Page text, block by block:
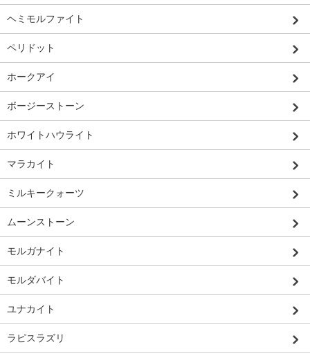
ヘミモルファイト
ペリドット
ホークアイ
ボージーストーン
ホワイトハウライト
マラカイト
ミルキークォーツ
ムーンストーン
モルガナイト
モルダバイト
ユナカイト
ラピスラズリ